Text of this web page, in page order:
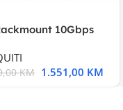
10Gbps
KM 1.551,00 KM